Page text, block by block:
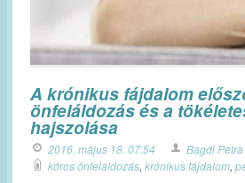
A krónikus fájdalom
önfeláldozás és a
hajszolása
2016. május 18. 07:54 Bagdi Petra
kóros önfeláldozás, krónikus fájdalom,